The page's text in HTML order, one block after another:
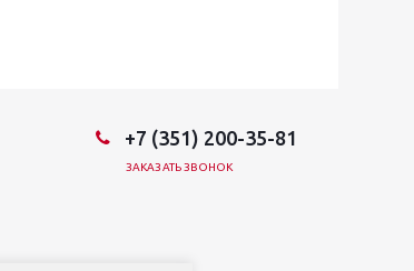
+7 (351) 200-35-81
ЗАКАЗАТЬ ЗВОНОК